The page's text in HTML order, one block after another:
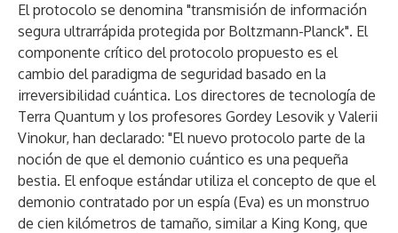
El protocolo se denomina "transmisión de información
segura ultrarrápida protegida por Boltzmann-Planck". El
componente crítico del protocolo propuesto es el
cambio del paradigma de seguridad basado en la
irreversibilidad cuántica. Los directores de tecnología de
Terra Quantum y los profesores Gordey Lesovik y Valerii
Vinokur, han declarado: "El nuevo protocolo parte de la
noción de que el demonio cuántico es una pequeña
bestia. El enfoque estándar utiliza el concepto de que el
demonio contratado por un espía (Eva) es un monstruo
de cien kilómetros de tamaño, similar a King Kong, que